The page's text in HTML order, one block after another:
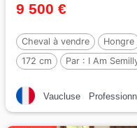
9 500 €
Cheval à vendre Hongre
172 cm
Par : I Am
Vaucluse